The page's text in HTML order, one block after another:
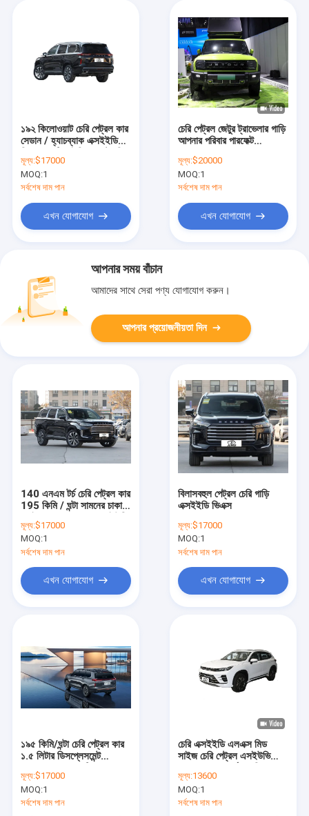
১৯২ কিলোওয়াট চেরি পেট্রল কার
সেডান / হ্যাচব্যাক এক্সইইডি
মূল্য:$17000
MOQ:1
সর্বশেষ দাম পান
এখন যোগাযোগ
চেরি পেট্রল জেটুর ট্রাভেলার গাড়ি
আপনার পরিবার পারফেক্ট
মূল্য:$20000
MOQ:1
সর্বশেষ দাম পান
এখন যোগাযোগ
আপনার সময় বাঁচান
আমাদের সাথে সেরা পণ্য যোগাযোগ করুন।
আপনার প্রয়োজনীয়তা দিন
140 এনএম টর্চ চেরি পেট্রল কার
195 কিমি / ঘন্টা সামনের চাকা
মূল্য:$17000
MOQ:1
সর্বশেষ দাম পান
এখন যোগাযোগ
বিলাসবহুল পেট্রল চেরি গাড়ি
এক্সইইডি ভিএক্স
মূল্য:$17000
MOQ:1
সর্বশেষ দাম পান
এখন যোগাযোগ
১৯৫ কিমি/ঘন্টা চেরি পেট্রল কার
১.৫ লিটার ডিসপ্লেসমেন্ট
SUV ইঞ্জিনিয়ারিং
মূল্য:$17000
MOQ:1
সর্বশেষ দাম পান
চেরি এক্সইইডি এলএক্স মিড
সাইজ চেরি পেট্রল এসইউভি
110hp
মূল্য:13600
MOQ:1
সর্বশেষ দাম পান